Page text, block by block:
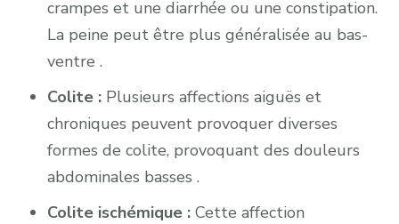
crampes et une diarrhée ou une constipation.
La peine peut être plus généralisée au bas-
ventre .
Colite : Plusieurs affections aiguës et
chroniques peuvent provoquer diverses
formes de colite, provoquant des douleurs
abdominales basses .
Colite ischémique : Cette affection